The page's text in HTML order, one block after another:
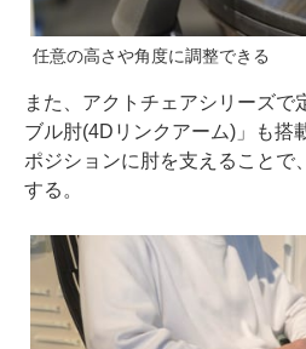
任意の高さや角度に調整できる
また、アクトチェアシリーズで
ブル肘(4Dリンクアーム)」も搭
ポジションに肘を支えることで
する。